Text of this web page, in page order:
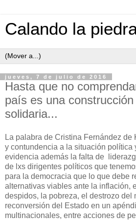
Calando la
jueves, 7 de julio de 2016
Hasta que no
país es una
solidaria...
La palabra de Cristina Fernández de
y contundencia a la situación política
evidencia además la falta de
de lxs dirigentes políticos que
para la democracia que lo que debe
alternativas viables ante la inflación,
despidos, la pobreza, el destrozo del
reconversión del Estado en un
multinacionales, entre acciones de